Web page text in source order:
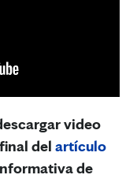
video
del artículo
de